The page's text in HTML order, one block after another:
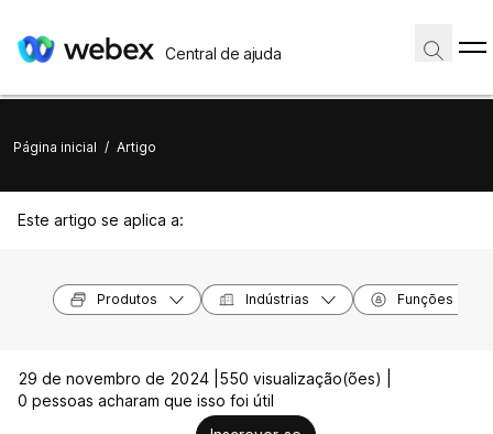
Central de ajuda
Página inicial / Artigo
Este artigo se aplica a:
Produtos Indústrias Funções
29 de novembro de 2024 | 550 visualização(ões) |
0 pessoas acharam que isso foi útil